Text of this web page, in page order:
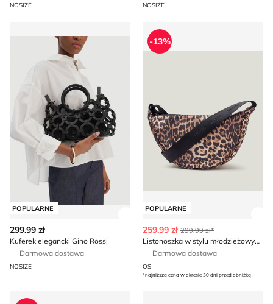
NOSIZE NOSIZE
POPULARNE
299.99 zł
Kuferek elegancki Gino Rossi
Darmowa dostawa
NOSIZE
Listonoszka w stylu
POPULARNE
-13%
259.99 zł 299.99 zł*
Listonoszka w stylu młodzieżowym HUGO
Darmowa dostawa
OS
*najniższa cena w okresie 30 dni przed obniżką
Plecak Umbro